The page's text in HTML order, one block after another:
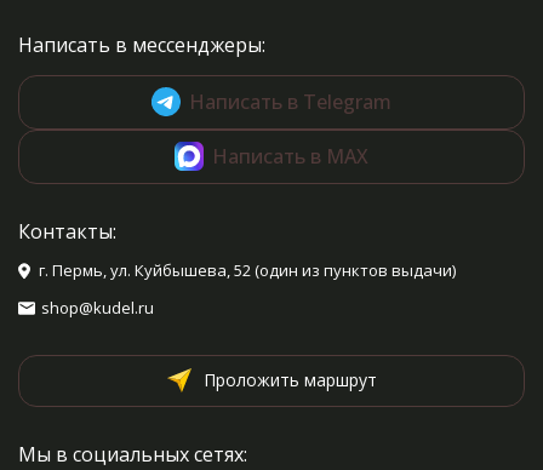
Написать в мессенджеры:
Написать в Telegram
Написать в MAX
Контакты:
г. Пермь, ул. Куйбышева, 52 (один из пунктов выдачи)
shop@kudel.ru
Проложить маршрут
Мы в социальных сетях: